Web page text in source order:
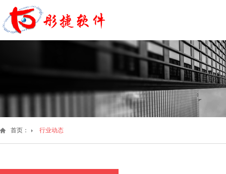
首页： 行业动态